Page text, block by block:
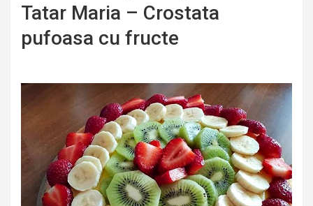
Tatar Maria – Crostata
pufoasa cu fructe